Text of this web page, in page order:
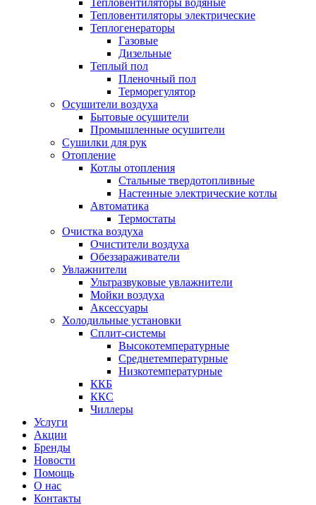
Тепловентиляторы водяные
Тепловентиляторы электрические
Теплогенераторы
Газовые
Дизельные
Теплый пол
Пленочный пол
Терморегулятор
Осушители воздуха
Бытовые осушители
Промышленные осушители
Сушилки для рук
Отопление
Котлы отопления
Стальные твердотопливные
Настенные электрические котлы
Автоматика
Термостаты
Очистка воздуха
Очистители воздуха
Обеззараживатели
Увлажнители
Ультразвуковые увлажнители
Мойки воздуха
Аксессуары
Холодильные установки
Сплит-системы
Высокотемпературные
Среднетемпературные
Низкотемпературные
ККБ
ККС
Чиллеры
Услуги
Акции
Бренды
Новости
Помощь
О нас
Контакты